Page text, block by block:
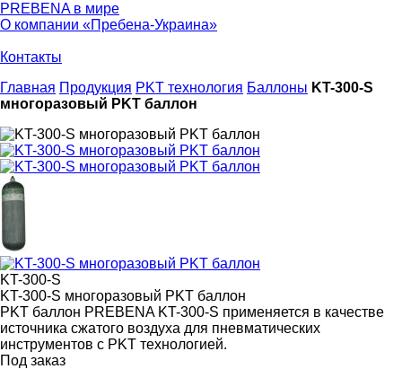
PREBENA в мире
О компании «Пребена-Украина»
Контакты
Главная Продукция PKT технология Баллоны KT-300-S
многоразовый PKT баллон
KT-300-S
KT-300-S многоразовый PKT баллон
PKT баллон PREBENA KT-300-S применяется в качестве
источника сжатого воздуха для пневматических
инструментов с PKT технологией.
Под заказ